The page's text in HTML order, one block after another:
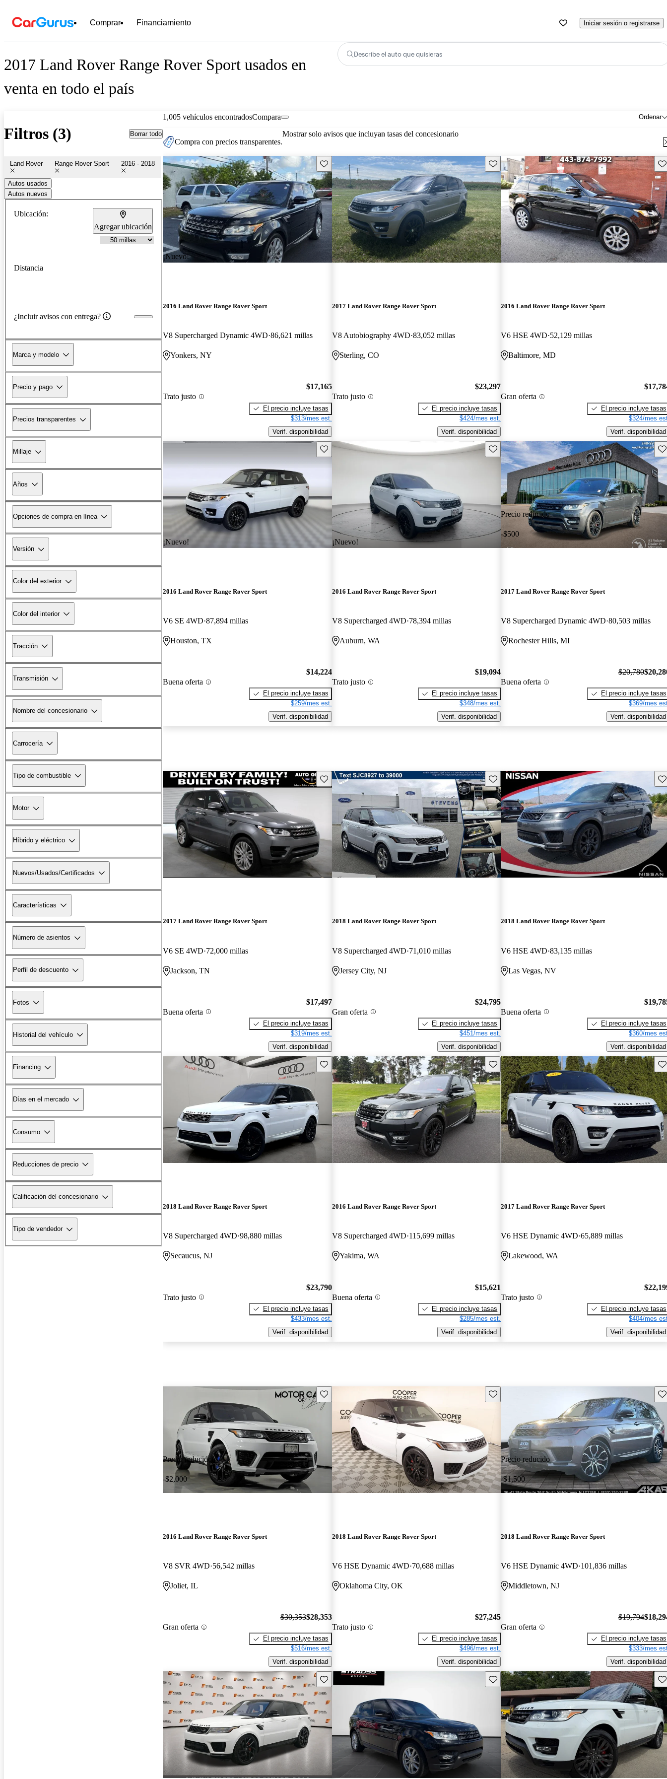
Comprar Financiamiento Iniciar sesión o registrarse
2017 Land Rover Range Rover Sport usados en
venta en todo el país
Describe el auto que quisieras
Filtros (3) Borrar todo
Land Rover Range Rover Sport 2016 - 2018
Autos usados
Autos nuevos
Ubicación:
Agregar ubicación
Distancia
¿Incluir avisos con entrega?
Marca y modelo
Precio y pago
Precios transparentes
Millaje
Años
Opciones de compra en línea
Versión
Color del exterior
Color del interior
Tracción
Transmisión
Nombre del concesionario
Carrocería
Tipo de combustible
Motor
Híbrido y eléctrico
Nuevos/Usados/Certificados
Características
Número de asientos
Perfil de descuento
Fotos
Historial del vehículo
Financing
Días en el mercado
Consumo
Reducciones de precio
Calificación del concesionario
Tipo de vendedor
1,005 vehículos encontrados Ordenar
Compara
Compra con precios transparentes.
Mostrar solo avisos que incluyan tasas del concesionario
¡Nuevo!
Guarda este Aviso
2016 Land Rover Range Rover Sport
V8 Supercharged Dynamic 4WD 86,621 millas
Yonkers, NY
Trato justo
$17,165
El precio incluye tasas
$313/mes est.
Verif. disponibilidad
Guarda este Aviso
2017 Land Rover Range Rover Sport
V8 Autobiography 4WD 83,052 millas
Sterling, CO
Trato justo
$23,297
El precio incluye tasas
$424/mes est.
Verif. disponibilidad
2016 Land Rover Range Rover Sport
V6 HSE 4WD 52,129 millas
Baltimore, MD
Gran oferta
El precio incluye tasas
$324/mes
Verif. disponibilidad
¡Nuevo!
Guarda este Aviso
2016 Land Rover Range Rover Sport
V6 SE 4WD 87,894 millas
Houston, TX
Buena oferta
$14,224
El precio incluye tasas
$259/mes est.
Verif. disponibilidad
¡Nuevo!
Guarda este Aviso
2016 Land Rover Range Rover Sport
V8 Supercharged 4WD 78,394 millas
Auburn, WA
Trato justo
$19,094
El precio incluye tasas
$348/mes est.
Verif. disponibilidad
Precio reducido
-$500
2017 Land Rover Range Rover Sport
V8 Supercharged Dynamic 4WD 80,503 millas
Rochester Hills, MI
Buena oferta
$20,780
El precio incluye tasas
$369/mes
Verif. disponibilidad
Guarda este Aviso
2017 Land Rover Range Rover Sport
V6 SE 4WD 72,000 millas
Jackson, TN
Buena oferta
$17,497
El precio incluye tasas
$319/mes est.
Verif. disponibilidad
Guarda este Aviso
2018 Land Rover Range Rover Sport
V8 Supercharged 4WD 71,010 millas
Jersey City, NJ
Gran oferta
$24,795
El precio incluye tasas
$451/mes est.
Verif. disponibilidad
2018 Land Rover Range Rover Sport
V6 HSE 4WD 83,135 millas
Las Vegas, NV
Buena oferta
El precio incluye tasas
$360/mes
Verif. disponibilidad
Guarda este Aviso
2018 Land Rover Range Rover Sport
V8 Supercharged 4WD 98,880 millas
Secaucus, NJ
Trato justo
$23,790
El precio incluye tasas
$433/mes est.
Verif. disponibilidad
Guarda este Aviso
2016 Land Rover Range Rover Sport
V8 Supercharged 4WD 115,699 millas
Yakima, WA
Buena oferta
$15,621
El precio incluye tasas
$285/mes est.
Verif. disponibilidad
2017 Land Rover Range Rover Sport
V6 HSE Dynamic 4WD 65,889 millas
Lakewood, WA
Trato justo
El precio incluye tasas
$404/mes
Verif. disponibilidad
Precio reducido
-$2,000
Guarda este Aviso
2016 Land Rover Range Rover Sport
V8 SVR 4WD 56,542 millas
Joliet, IL
Gran oferta
$30,353$28,353
El precio incluye tasas
$516/mes est.
Verif. disponibilidad
Guarda este Aviso
2018 Land Rover Range Rover Sport
V6 HSE Dynamic 4WD 70,688 millas
Oklahoma City, OK
Trato justo
$27,245
El precio incluye tasas
$496/mes est.
Verif. disponibilidad
Precio reducido
-$1,500
2018 Land Rover Range Rover Sport
V6 HSE Dynamic 4WD 101,836 millas
Middletown, NJ
Gran oferta
$19,794
El precio incluye tasas
$333/mes
Verif. disponibilidad
Guarda este Aviso Guarda este Aviso